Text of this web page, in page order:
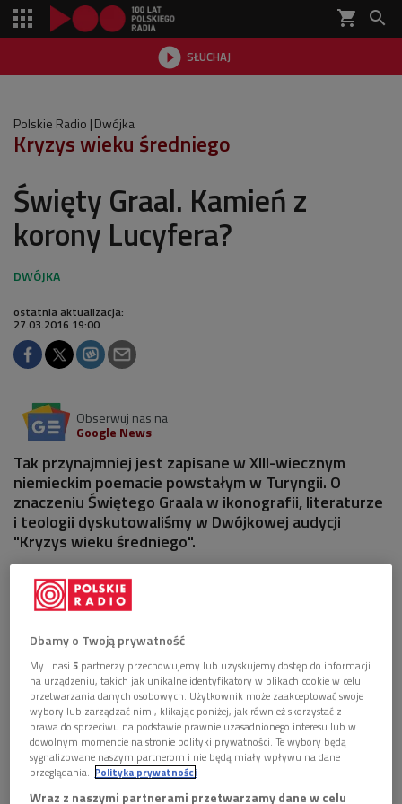
shopping_cart 
 SŁUCHAJ

Polskie Radio Dwójka
Kryzys wieku średniego
Święty Graal. Kamień z
korony Lucyfera?
ostatnia aktualizacja:
27.03.2016 19:00
Obserwuj nas na
Google News
Tak przynajmniej jest zapisane w XIII-wiecznym
niemieckim poemacie powstałym w Turyngii. O
znaczeniu Świętego Graala w ikonografii, literaturze
i teologii dyskutowaliśmy w Dwójkowej audycji
"Kryzys wieku średniego".
AUDIO 1 plik

Święty Graal w tekstach kultury (Kryzys wieku
średniego/Dwójka)
Dbamy o Twoją prywatność
My i nasi5 partnerzy przechowujemy lub uzyskujemy dostęp do informacji
na urządzeniu, takich jak unikalne identyfikatory w plikach cookie w celu
przetwarzania danych osobowych. Użytkownik może zaakceptować swoje
wybory lub zarządzać nimi, klikając poniżej, jak również skorzystać z
prawa do sprzeciwu na podstawie prawnie uzasadnionego interesu lub w
dowolnym momencie na stronie polityki prywatności. Te wybory będą
sygnalizowane naszym partnerom i nie będą miały wpływu na dane
przeglądania. Polityka prywatności
Wraz z naszymi partnerami przetwarzamy dane w celu